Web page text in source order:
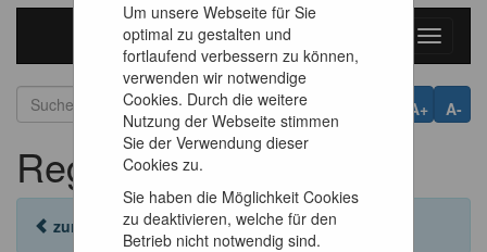
Um unsere Webseite für Sie
optimal zu gestalten und
fortlaufend verbessern zu können,
verwenden wir notwendige
Cookies. Durch die weitere
Nutzung der Webseite stimmen
Sie der Verwendung dieser
Cookies zu.
Sie haben die Möglichkeit Cookies
zu deaktivieren, welche für den
Betrieb nicht notwendig sind.
Toggle
A-
A+
Registrieren
zurück zur Anmeldung